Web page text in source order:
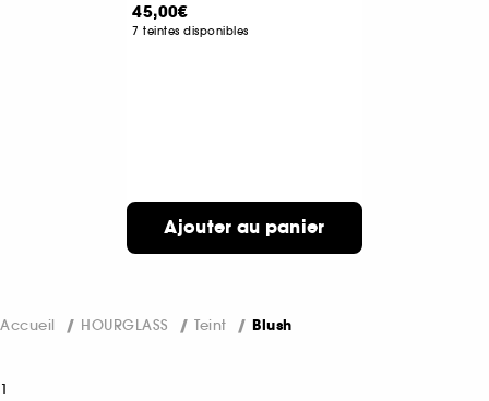
45,00€
7 teintes disponibles
Ajouter au panier
Accueil HOURGLASS Teint Blush
1